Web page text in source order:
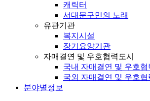
캐릭터
서대문구민의 노래
유관기관
복지시설
장기요양기관
자매결연 및 우호협력도시
국내 자매결연 및 우호협
국외 자매결연 및 우호협
분야별정보